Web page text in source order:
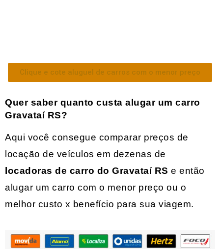
Clique e cote aluguel de carros com o menor preço
Quer saber quanto custa alugar um carro
Gravataí RS?
Aqui você consegue comparar preços de
locação de veículos em dezenas de
locadoras de carro do Gravataí RS e então
alugar um carro com o menor preço ou o
melhor custo x benefício para sua viagem.